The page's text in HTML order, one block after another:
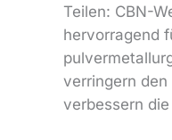
Teilen: CBN-
hervorragend
verringern
verbessern